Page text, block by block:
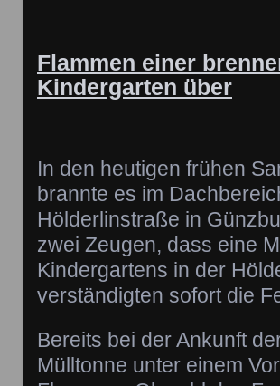
Flammen einer
Kindergarten über
In den heutigen frühen
brannte es im
Hölderlinstraße in
zwei Zeugen, dass eine
Kindergartens in der
verständigten sofort die
Bereits bei der Ankunft
Mülltonne unter einem